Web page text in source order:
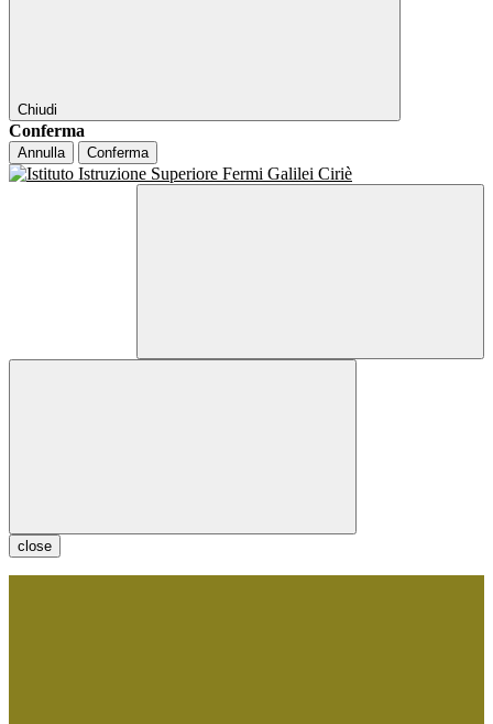
Chiudi
Conferma
Annulla Conferma
close